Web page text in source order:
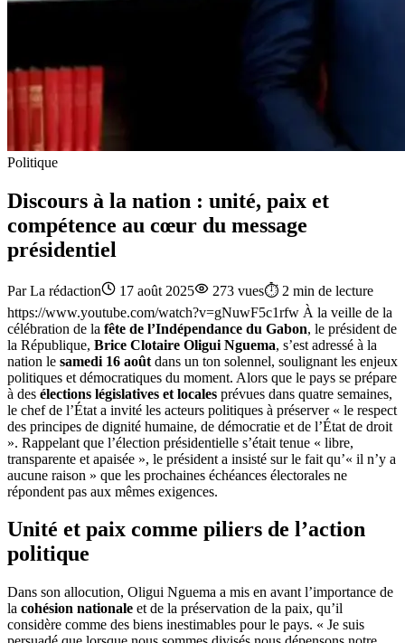
Politique
Discours à la nation : unité, paix et
compétence au cœur du message
présidentiel
ParLa rédaction 17 août 2025 273 vues⏱️ 2 min de lecture
https://www.youtube.com/watch?v=gNuwF5c1rfw À la veille de la
célébration de la fête de l’Indépendance du Gabon, le président de
la République, Brice Clotaire Oligui Nguema, s’est adressé à la
nation le samedi 16 août dans un ton solennel, soulignant les enjeux
politiques et démocratiques du moment. Alors que le pays se prépare
à des élections législatives et locales prévues dans quatre semaines,
le chef de l’État a invité les acteurs politiques à préserver « le respect
des principes de dignité humaine, de démocratie et de l’État de droit
». Rappelant que l’élection présidentielle s’était tenue « libre,
transparente et apaisée », le président a insisté sur le fait qu’« il n’y a
aucune raison » que les prochaines échéances électorales ne
répondent pas aux mêmes exigences.
Unité et paix comme piliers de l’action
politique
Dans son allocution, Oligui Nguema a mis en avant l’importance de
la cohésion nationale et de la préservation de la paix, qu’il
considère comme des biens inestimables pour le pays. « Je suis